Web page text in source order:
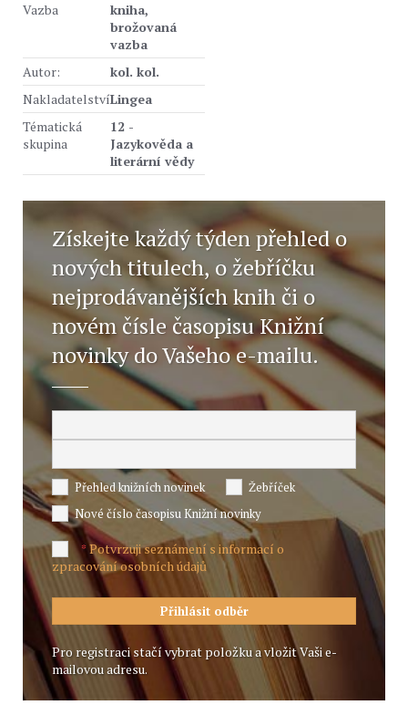
Vazba
kniha,
brožovaná
vazba
Autor:
kol. kol.
NakladatelstvíLingea
Tématická
skupina
12 -
Jazykověda a
literární vědy
Získejte každý týden přehled o
nových titulech, o žebříčku
nejprodávanějších knih či o
novém čísle časopisu Knižní
novinky do Vašeho e-mailu.
Přehled knižních novinek
Žebříček
Nové číslo časopisu Knižní novinky
*Potvrzuji seznámení s informací o
zpracování osobních údajů
Pro registraci stačí vybrat položku a vložit Vaši e-
mailovou adresu.